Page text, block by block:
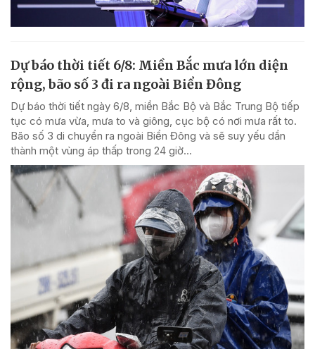
Dự báo thời tiết 6/8: Miền Bắc mưa lớn diện
rộng, bão số 3 đi ra ngoài Biển Đông
Dự báo thời tiết ngày 6/8, miền Bắc Bộ và Bắc Trung Bộ tiếp
tục có mưa vừa, mưa to và giông, cục bộ có nơi mưa rất to.
Bão số 3 di chuyển ra ngoài Biển Đông và sẽ suy yếu dần
thành một vùng áp thấp trong 24 giờ...